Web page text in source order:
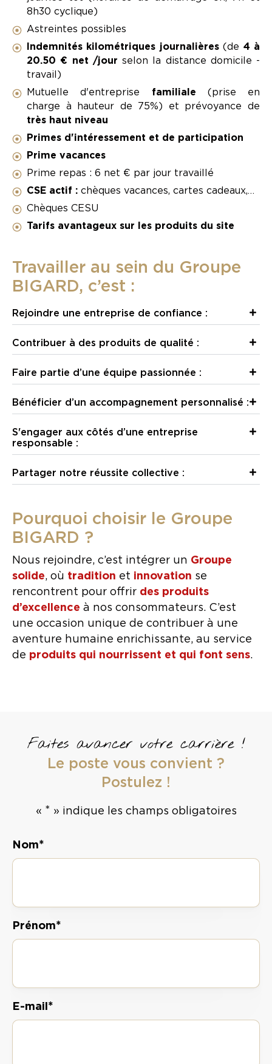
8h30 cyclique)
Astreintes possibles
Indemnités kilométriques journalières(de 4 à
20.50 € net /jour selon la distance domicile -
travail)
Mutuelle d'entreprise familiale (prise en
charge à hauteur de 75%) et prévoyance de
très haut niveau
Primes d'intéressement et de participation
Prime vacances
Prime repas : 6 net € par jour travaillé
CSE actif : chèques vacances, cartes cadeaux,…
Chèques CESU
Tarifs avantageux sur les produits du site
Travailler au sein du Groupe
BIGARD, c’est :
Rejoindre une entreprise de confiance :
Contribuer à des produits de qualité :
Faire partie d’une équipe passionnée :
Bénéficier d’un accompagnement personnalisé :
S'engager aux côtés d’une entreprise
responsable :
Partager notre réussite collective :
Pourquoi choisir le Groupe
BIGARD ?
Nous rejoindre, c’est intégrer un Groupe
solide, où tradition et innovation se
rencontrent pour offrir des produits
d’excellence à nos consommateurs. C’est
une occasion unique de contribuer à une
aventure humaine enrichissante, au service
de produits qui nourrissent et qui font sens.
Faites avancer votre carrière !
Le poste vous convient ?
Postulez !
« * » indique les champs obligatoires
Nom*
Prénom*
E-mail *